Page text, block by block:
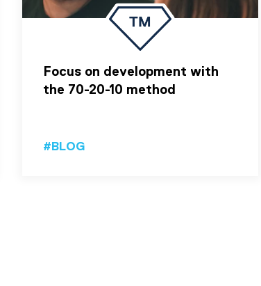
Focus on development with
the 70-20-10 method
#BLOG